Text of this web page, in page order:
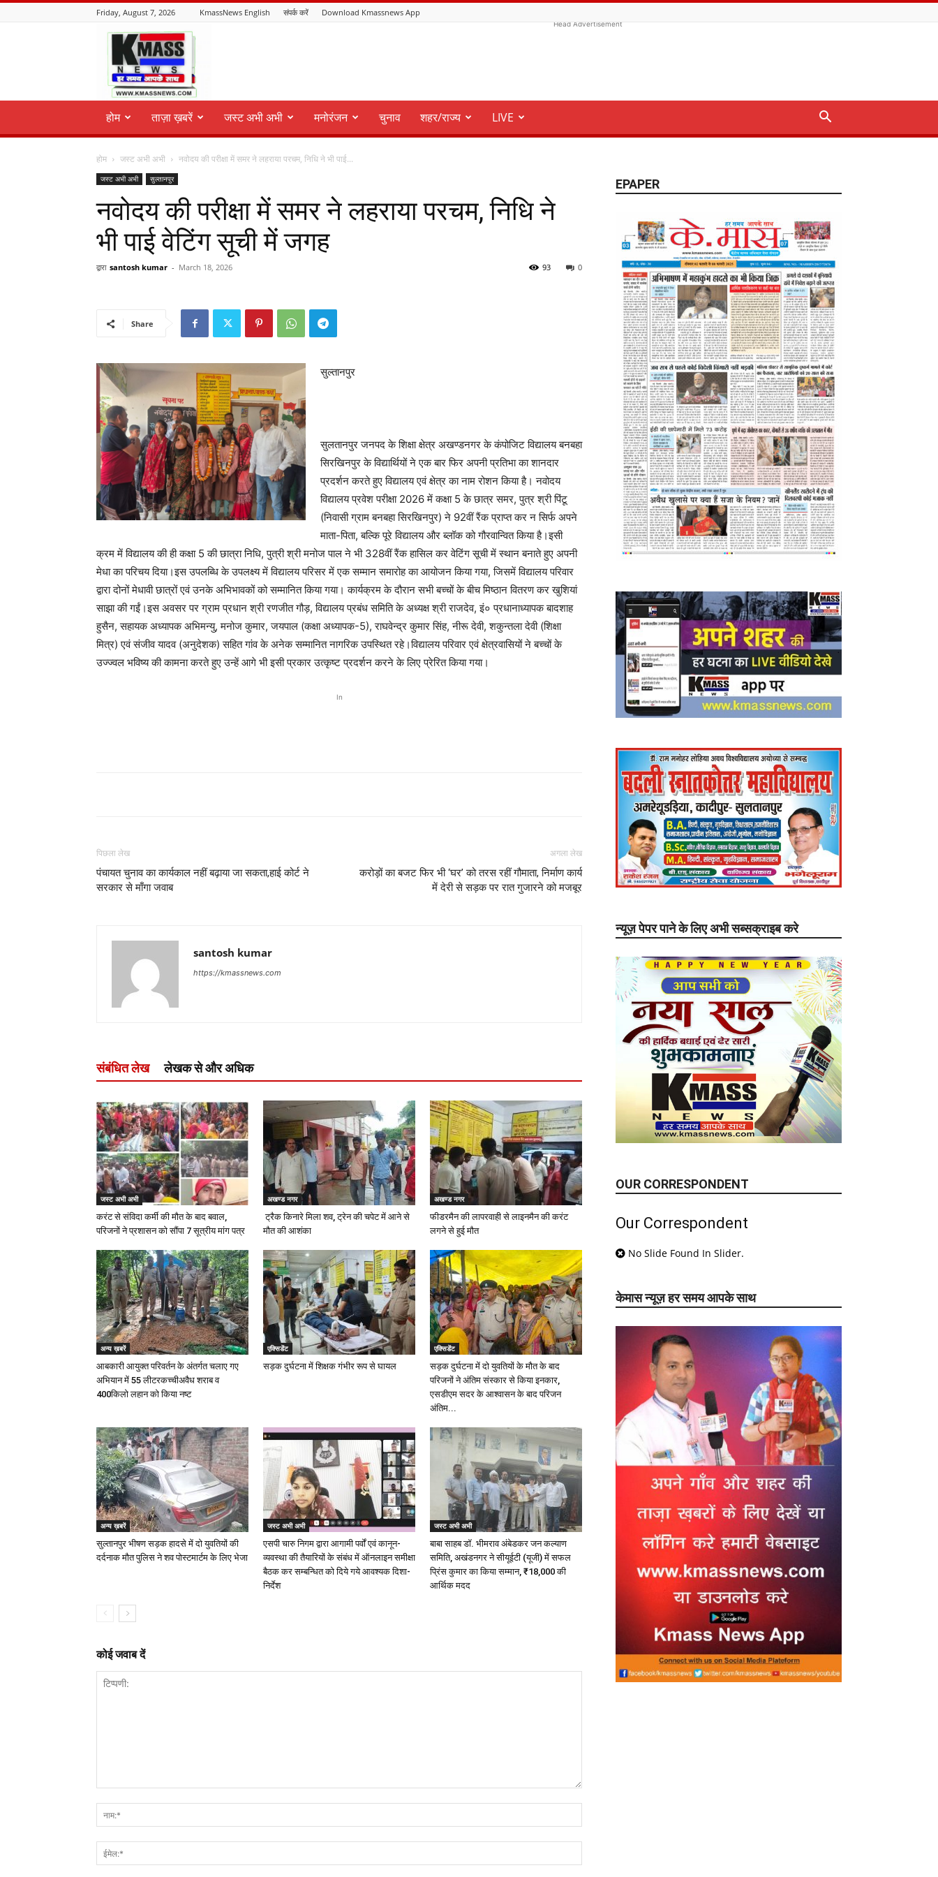
Friday, August 7, 2026 KmassNews English संपर्क करें Download Kmassnews App
KmassNews
Head Advertisement
होम ताज़ा ख़बरें जस्ट अभी अभी मनोरंजन चुनाव शहर/राज्य LIVE
होम जस्ट अभी अभी नवोदय की परीक्षा में समर ने लहराया परचम, निधि ने भी पाई...
जस्ट अभी अभी सुल्तानपुर
नवोदय की परीक्षा में समर ने लहराया परचम, निधि ने
भी पाई वेटिंग सूची में जगह
द्वारा santosh kumar - March 18, 2026 0
93
Share
सुल्तानपुर
सुलतानपुर जनपद के शिक्षा क्षेत्र अखण्डनगर के कंपोजिट विद्यालय बनबहा
सिरखिनपुर के विद्यार्थियों ने एक बार फिर अपनी प्रतिभा का शानदार
प्रदर्शन करते हुए विद्यालय एवं क्षेत्र का नाम रोशन किया है। नवोदय
विद्यालय प्रवेश परीक्षा 2026 में कक्षा 5 के छात्र समर, पुत्र श्री पिंटू
(निवासी ग्राम बनबहा सिरखिनपुर) ने 92वीं रैंक प्राप्त कर न सिर्फ अपने
माता-पिता, बल्कि पूरे विद्यालय और ब्लॉक को गौरवान्वित किया है।इसी
क्रम में विद्यालय की ही कक्षा 5 की छात्रा निधि, पुत्री श्री मनोज पाल ने भी 328वीं रैंक हासिल कर वेटिंग सूची में स्थान बनाते हुए अपनी
मेधा का परिचय दिया।इस उपलब्धि के उपलक्ष्य में विद्यालय परिसर में एक सम्मान समारोह का आयोजन किया गया, जिसमें विद्यालय परिवार
द्वारा दोनों मेधावी छात्रों एवं उनके अभिभावकों को सम्मानित किया गया। कार्यक्रम के दौरान सभी बच्चों के बीच मिष्ठान वितरण कर खुशियां
साझा की गईं।इस अवसर पर ग्राम प्रधान श्री रणजीत गौड़, विद्यालय प्रबंध समिति के अध्यक्ष श्री राजदेव, इं० प्रधानाध्यापक बादशाह
हुसैन, सहायक अध्यापक अभिमन्यु, मनोज कुमार, जयपाल (कक्षा अध्यापक-5), राघवेन्द्र कुमार सिंह, नीरू देवी, शकुन्तला देवी (शिक्षा
मित्र) एवं संजीव यादव (अनुदेशक) सहित गांव के अनेक सम्मानित नागरिक उपस्थित रहे।विद्यालय परिवार एवं क्षेत्रवासियों ने बच्चों के
उज्ज्वल भविष्य की कामना करते हुए उन्हें आगे भी इसी प्रकार उत्कृष्ट प्रदर्शन करने के लिए प्रेरित किया गया।
In
पिछला लेख
पंचायत चुनाव का कार्यकाल नहीं बढ़ाया जा सकता,हाई कोर्ट ने
सरकार से माँगा जवाब
अगला लेख
​ करोड़ों का बजट फिर भी ‘घर’ को तरस रहीं गौमाता, निर्माण कार्य
में देरी से सड़क पर रात गुजारने को मजबूर
santosh kumar
https://kmassnews.com
संबंधित लेख लेखक से और अधिक
जस्ट अभी अभी
करंट से संविदा कर्मी की मौत के बाद बवाल,
परिजनों ने प्रशासन को सौंपा 7 सूत्रीय मांग पत्र
अखण्ड नगर
ट्रैक किनारे मिला शव, ट्रेन की चपेट में आने से
मौत की आशंका
अखण्ड नगर
फीडरमैन की लापरवाही से लाइनमैन की करंट
लगने से हुई मौत
अन्य ख़बरें
आबकारी आयुक्त परिवर्तन के अंतर्गत चलाए गए
अभियान में 55 लीटरकच्चीअवैध शराब व
400किलो लहान को किया नष्ट
एक्सिडेंट
सड़क दुर्घटना में शिक्षक गंभीर रूप से घायल
एक्सिडेंट
सड़क दुर्घटना में दो युवतियों के मौत के बाद
परिजनों ने अंतिम संस्कार से किया इनकार,
एसडीएम सदर के आश्वासन के बाद परिजन
अंतिम...
अन्य ख़बरें
सुल्तानपुर भीषण सड़क हादसे में दो युवतियों की
दर्दनाक मौत पुलिस ने शव पोस्टमार्टम के लिए भेजा
जस्ट अभी अभी
एसपी चारु निगम द्वारा आगामी पर्वों एवं कानून-
व्यवस्था की तैयारियों के संबंध में ऑनलाइन समीक्षा
बैठक कर सम्बन्धित को दिये गये आवश्यक दिशा-
निर्देश
जस्ट अभी अभी
बाबा साहब डॉ. भीमराव अंबेडकर जन कल्याण
समिति, अखंडनगर ने सीयूईटी (यूजी) में सफल
प्रिंस कुमार का किया सम्मान, ₹18,000 की
आर्थिक मदद
कोई जवाब दें
EPAPER
न्यूज़ पेपर पाने के लिए अभी सब्सक्राइब करे
OUR CORRESPONDENT
Our Correspondent
No Slide Found In Slider.
केमास न्यूज़ हर समय आपके साथ